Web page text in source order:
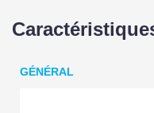
GÉNÉRAL